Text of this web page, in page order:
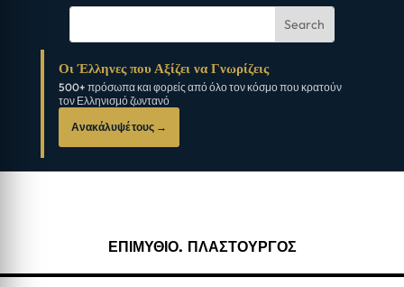
Οι Έλληνες που Αξίζει να Γνωρίζεις
500+ πρόσωπα και φορείς από όλο τον κόσμο που κρατούν
τον Ελληνισμό ζωντανό
Ανακάλυψέ τους →
ΕΠΙΜΥΘΙΟ. ΠΛΑΣΤΟΥΡΓΟΣ